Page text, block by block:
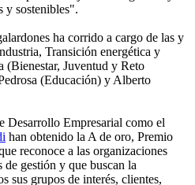
y sostenibles".
ha corrido a cargo de las y
Transición energética y
(Bienestar, Juventud y Reto
(Educación) y Alberto
Desarrollo Empresarial como el
han obtenido la A de oro, Premio
reconoce a las organizaciones
de gestión y que buscan la
sus grupos de interés, clientes,